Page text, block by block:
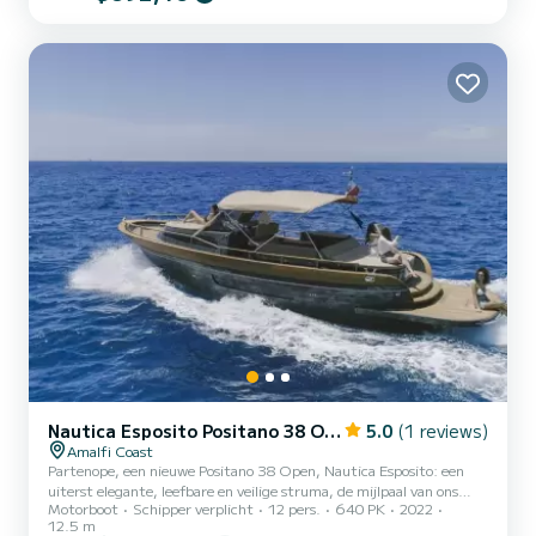
Nautica Esposito Positano 38 Open 5.0 (1 reviews)
Amalfi Coast
Partenope, een nieuwe Positano 38 Open, Nautica Esposito: een
uiterst elegante, leefbare en veilige struma, de mijlpaal van ons
project, een boot gebaseerd op de traditie van de Sorrentijnse
struma. Modern, elegant en ruim, het is geschikt voor maximaal 12
Motorboot Schipper verplicht 12 pers. 640 PK
2022
12.5 m